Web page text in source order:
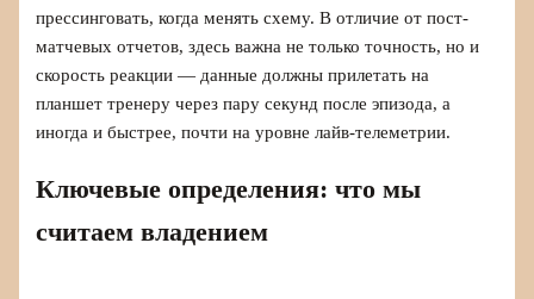
прессинговать, когда менять схему. В отличие от пост-
матчевых отчетов, здесь важна не только точность, но и
скорость реакции — данные должны прилетать на
планшет тренеру через пару секунд после эпизода, а
иногда и быстрее, почти на уровне лайв-телеметрии.
Ключевые определения: что мы
считаем владением